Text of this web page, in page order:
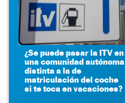
¿Se puede pasar la ITV en
una comunidad autónoma
distinta a la de
matriculación del coche
si te toca en vacaciones?